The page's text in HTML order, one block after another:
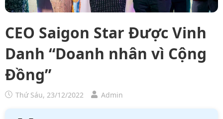
CEO Saigon Star Được Vinh
Danh “Doanh nhân vì Cộng
Đồng”
Thứ Sáu, 23/12/2022 Admin